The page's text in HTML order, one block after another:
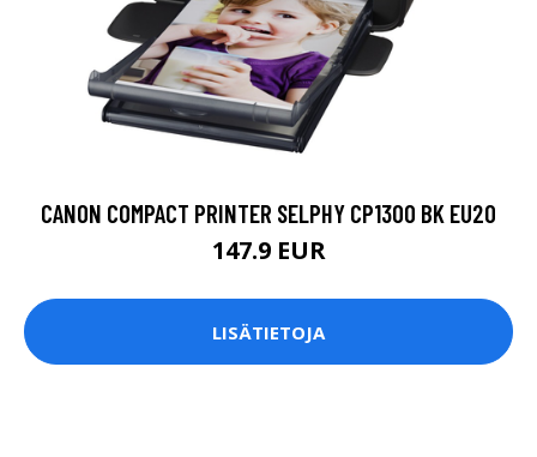
CANON COMPACT PRINTER SELPHY CP1300 BK EU20
147.9 EUR
LISÄTIETOJA